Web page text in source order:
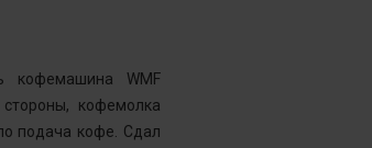
кофемашина WMF
кофемолка
подача кофе. Сдал